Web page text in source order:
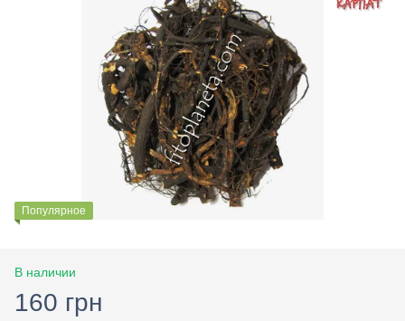
Популярное
В наличии
160 грн